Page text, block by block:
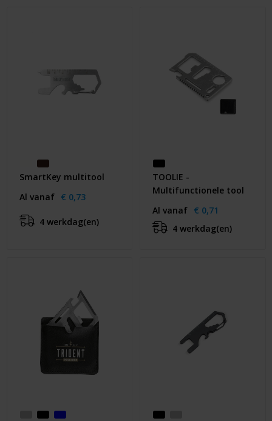
Auto & Veiligheid
Cadeaubonnen
SmartKey multitool
Al vanaf € 0,73
4 werkdag(en)
TOOLIE -
Multifunctionele tool
Al vanaf € 0,71
4 werkdag(en)